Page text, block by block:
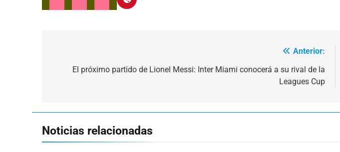
Anterior:
El próximo partido de Lionel Messi: Inter Miami conocerá a su rival de la
Leagues Cup
Noticias relacionadas